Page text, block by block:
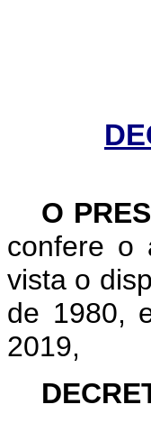
O
confere o
vista o
de 1980,
2019,